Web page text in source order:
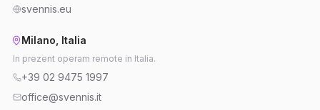
svennis.eu
Milano, Italia
In prezent operam remote in Italia.
+39 02 9475 1997
office@svennis.it